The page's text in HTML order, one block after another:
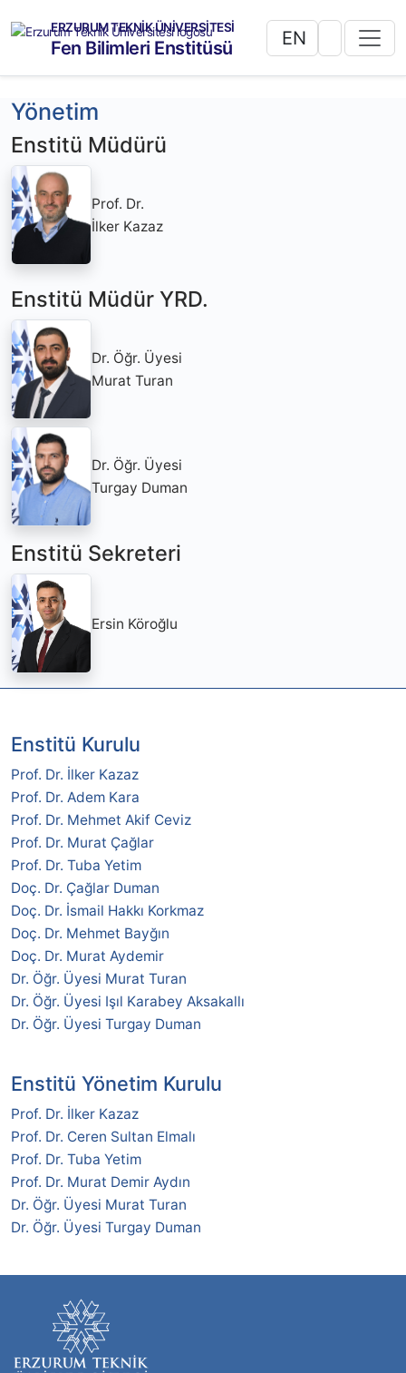
ERZURUM TEKNİK ÜNİVERSİTESİ
Fen Bilimleri Enstitüsü EN
Yönetim
Enstitü Müdürü
Prof. Dr.
İlker Kazaz
Enstitü Müdür YRD.
Dr. Öğr. Üyesi
Murat Turan
Dr. Öğr. Üyesi
Turgay Duman
Enstitü Sekreteri
Ersin Köroğlu
Enstitü Kurulu
Prof. Dr. İlker Kazaz
Prof. Dr. Adem Kara
Prof. Dr. Mehmet Akif Ceviz
Prof. Dr. Murat Çağlar
Prof. Dr. Tuba Yetim
Doç. Dr. Çağlar Duman
Doç. Dr. İsmail Hakkı Korkmaz
Doç. Dr. Mehmet Bayğın
Doç. Dr. Murat Aydemir
Dr. Öğr. Üyesi Murat Turan
Dr. Öğr. Üyesi Işıl Karabey Aksakallı
Dr. Öğr. Üyesi Turgay Duman
Enstitü Yönetim Kurulu
Prof. Dr. İlker Kazaz
Prof. Dr. Ceren Sultan Elmalı
Prof. Dr. Tuba Yetim
Prof. Dr. Murat Demir Aydın
Dr. Öğr. Üyesi Murat Turan
Dr. Öğr. Üyesi Turgay Duman